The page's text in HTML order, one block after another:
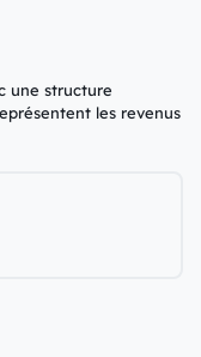
une structure
les revenus